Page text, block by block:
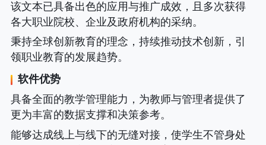
该文本已具备出色的应用与推广成效，且多次获得
各大职业院校、企业及政府机构的采纳。
秉持全球创新教育的理念，持续推动技术创新，引
领职业教育的发展趋势。
软件优势
具备全面的教学管理能力，为教师与管理者提供了
更为丰富的数据支撑和决策参考。
能够达成线上与线下的无缝对接，使学生不管身处